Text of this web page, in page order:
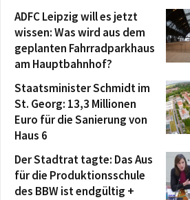
ADFC Leipzig will es jetzt
wissen: Was wird aus dem
geplanten Fahrradparkhaus
am Hauptbahnhof?
Staatsminister Schmidt im
St. Georg: 13,3 Millionen
Euro für die Sanierung von
Haus 6
Der Stadtrat tagte: Das Aus
für die Produktionsschule
des BBW ist endgültig +